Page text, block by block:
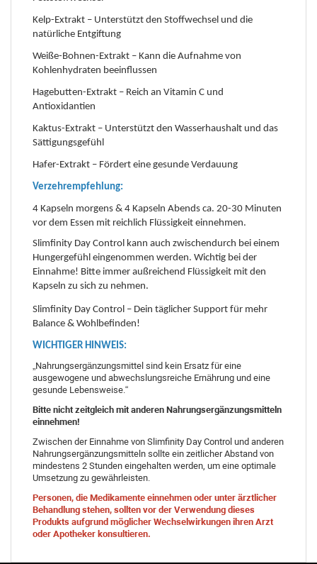
Kelp-Extrakt – Unterstützt den Stoffwechsel und die
natürliche Entgiftung
Weiße-Bohnen-Extrakt – Kann die Aufnahme von
Kohlenhydraten beeinflussen
Hagebutten-Extrakt – Reich an Vitamin C und
Antioxidantien
Kaktus-Extrakt – Unterstützt den Wasserhaushalt und das
Sättigungsgefühl
Hafer-Extrakt – Fördert eine gesunde Verdauung
Verzehrempfehlung:
4 Kapseln morgens & 4 Kapseln Abends ca. 20-30 Minuten
vor dem Essen mit reichlich Flüssigkeit einnehmen.
Slimfinity Day Control kann auch zwischendurch bei einem
Hungergefühl eingenommen werden. Wichtig bei der
Einnahme! Bitte immer außreichend Flüssigkeit mit den
Kapseln zu sich zu nehmen.
Slimfinity Day Control – Dein täglicher Support für mehr
Balance & Wohlbefinden!
WICHTIGER HINWEIS:
„Nahrungsergänzungsmittel sind kein Ersatz für eine
ausgewogene und abwechslungsreiche Ernährung und eine
gesunde Lebensweise.“
Bitte nicht zeitgleich mit anderen Nahrungsergänzungsmitteln
einnehmen!
Zwischen der Einnahme von Slimfinity Day Control und anderen
Nahrungsergänzungsmitteln sollte ein zeitlicher Abstand von
mindestens 2 Stunden eingehalten werden, um eine optimale
Umsetzung zu gewährleisten.
Personen, die Medikamente einnehmen oder unter ärztlicher
Behandlung stehen, sollten vor der Verwendung dieses
Produkts aufgrund möglicher Wechselwirkungen ihren Arzt
oder Apotheker konsultieren.